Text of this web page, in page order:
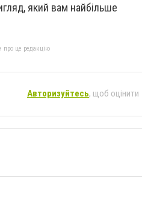
який вам найбільше
про це редакцію
Авторизуйтесь, щоб оцінити